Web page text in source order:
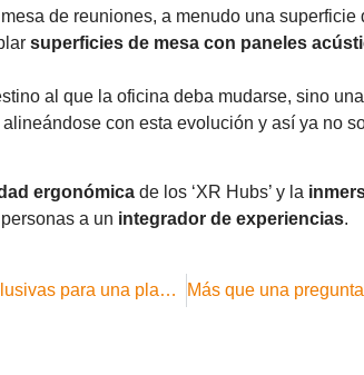
mesa de reuniones, a menudo una
superficies de mesa con paneles
al que la oficina deba mudarse, sino
con esta evolución y así ya no
ergonómica de los ‘XR Hubs’ y la
a un integrador de experiencias.
Espacios "Ageless": Diseñando oficinas inclusivas para una plantilla multigeneracional